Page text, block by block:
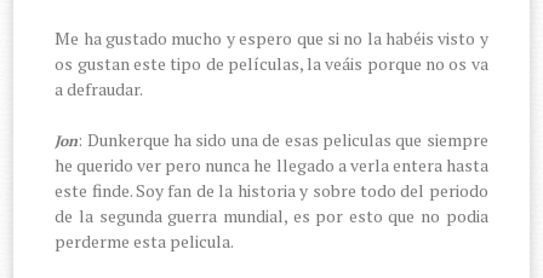
Me ha gustado mucho y espero que si no la habéis visto y
os gustan este tipo de películas, la veáis porque no os va
a defraudar.
Jon: Dunkerque ha sido una de esas peliculas que siempre
he querido ver pero nunca he llegado a verla entera hasta
este finde. Soy fan de la historia y sobre todo del periodo
de la segunda guerra mundial, es por esto que no podia
perderme esta pelicula.